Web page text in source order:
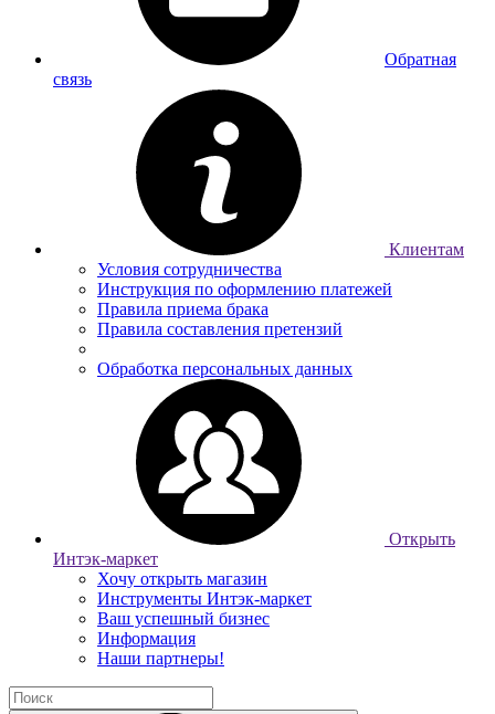
Обратная
связь
Клиентам
Условия сотрудничества
Инструкция по оформлению платежей
Правила приема брака
Правила составления претензий
Обработка персональных данных
Открыть
Интэк-маркет
Хочу открыть магазин
Инструменты Интэк-маркет
Ваш успешный бизнес
Информация
Наши партнеры!